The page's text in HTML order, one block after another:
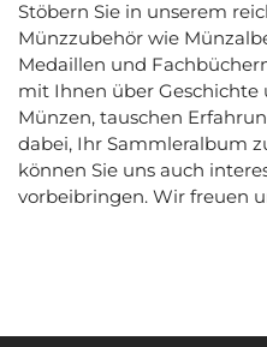
Stöbern Sie in unserem
Münzzubehör wie
Medaillen und
mit Ihnen über
Münzen, tauschen
dabei, Ihr Sammleralbum
können Sie uns auch
vorbeibringen. Wir freuen